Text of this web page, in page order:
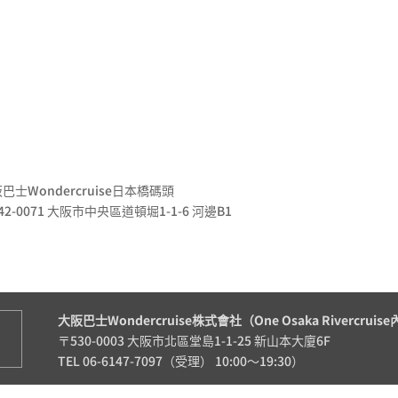
巴士Wondercruise日本橋碼頭
0071 大阪市中央區道頓堀1-1-6 河邊B1
大阪巴士Wondercruise株式會社（One Osaka Rivercruise
〒530-0003 大阪市北區堂島1-1-25 新山本大廈6F
TEL 06-6147-7097（受理） 10:00～19:30）